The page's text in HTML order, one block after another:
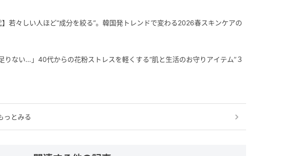
】若々しい人ほど“成分を絞る”。韓国発トレンドで変わる2026春スキンケアの
りない…」40代からの花粉ストレスを軽くする“肌と生活のお守りアイテム”３
っとみる